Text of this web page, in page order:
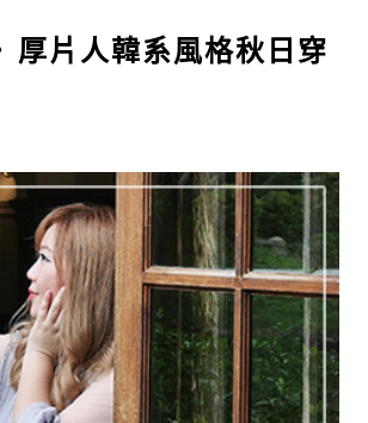
片人韓系風格秋日穿